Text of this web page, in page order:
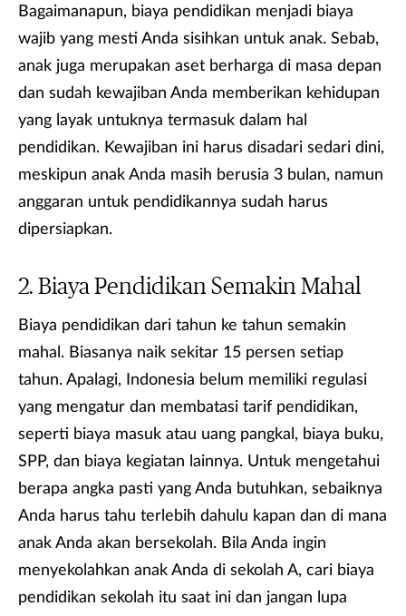
Bagaimanapun, biaya pendidikan menjadi biaya
wajib yang mesti Anda sisihkan untuk anak. Sebab,
anak juga merupakan aset berharga di masa depan
dan sudah kewajiban Anda memberikan kehidupan
yang layak untuknya termasuk dalam hal
pendidikan. Kewajiban ini harus disadari sedari dini,
meskipun anak Anda masih berusia 3 bulan, namun
anggaran untuk pendidikannya sudah harus
dipersiapkan.
Biaya Pendidikan Semakin Mahal
Biaya pendidikan dari tahun ke tahun semakin
mahal. Biasanya naik sekitar 15 persen setiap
tahun. Apalagi, Indonesia belum memiliki regulasi
yang mengatur dan membatasi tarif pendidikan,
seperti biaya masuk atau uang pangkal, biaya buku,
SPP, dan biaya kegiatan lainnya. Untuk mengetahui
berapa angka pasti yang Anda butuhkan, sebaiknya
Anda harus tahu terlebih dahulu kapan dan di mana
anak Anda akan bersekolah. Bila Anda ingin
menyekolahkan anak Anda di sekolah A, cari biaya
pendidikan sekolah itu saat ini dan jangan lupa